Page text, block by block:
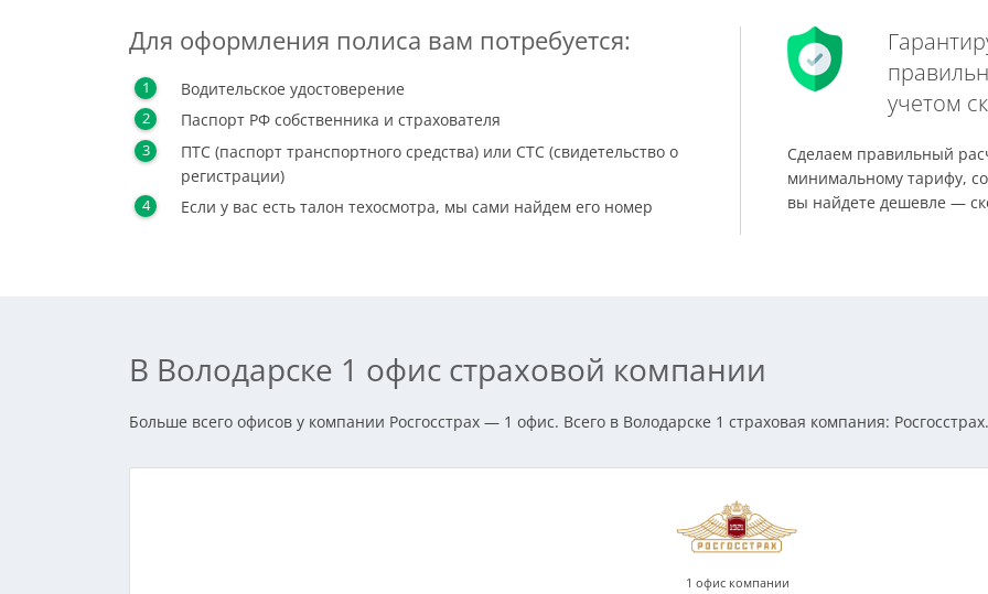
Для оформления полиса вам потребуется:
Водительское удостоверение
Паспорт РФ собственника и страхователя
ПТС (паспорт транспортного средства) или СТС (свидетельство о
регистрации)
Если у вас есть талон техосмотра, мы сами найдем его номер
учетом
Сделаем правильный
минимальному тарифу,
вы найдете дешевле —
В Володарске 1 офис страховой компании
Больше всего офисов у компании Росгосстрах — 1 офис. Всего в Володарске 1 страховая компания: Росгосстрах.
1 офис компании